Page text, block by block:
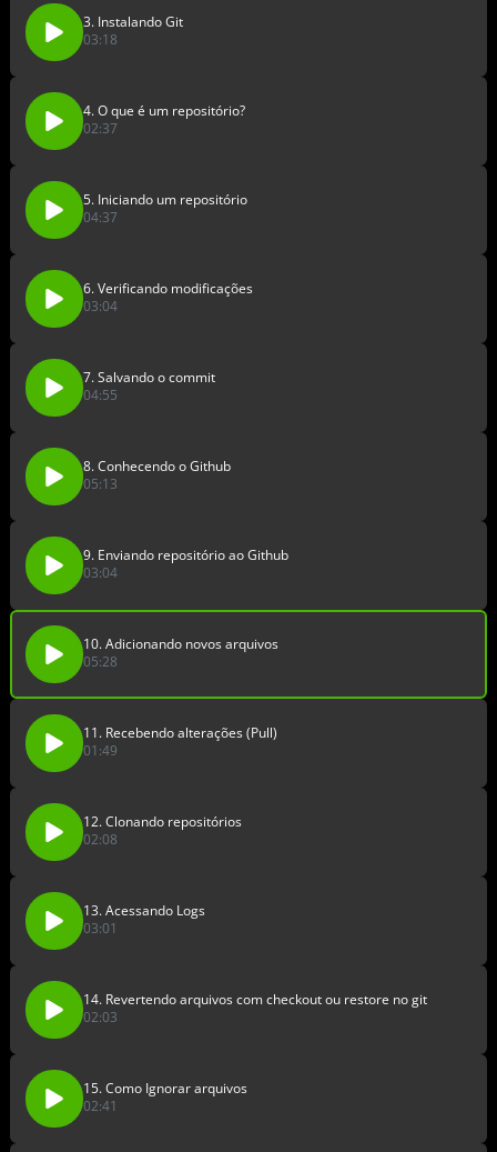
3. Instalando Git
03:18
4. O que é um repositório?
02:37
5. Iniciando um repositório
04:37
6. Verificando modificações
03:04
7. Salvando o commit
04:55
8. Conhecendo o Github
05:13
9. Enviando repositório ao Github
03:04
10. Adicionando novos arquivos
05:28
11. Recebendo alterações (Pull)
01:49
12. Clonando repositórios
02:08
13. Acessando Logs
03:01
14. Revertendo arquivos com checkout ou restore no git
02:03
15. Como Ignorar arquivos
02:41